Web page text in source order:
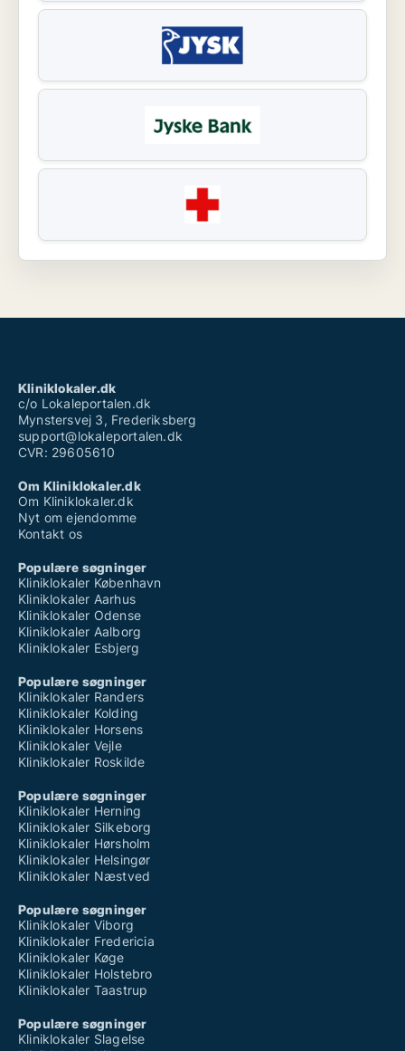
Kliniklokaler.dk
c/o Lokaleportalen.dk
Mynstersvej 3, Frederiksberg
support@lokaleportalen.dk
CVR: 29605610
Om Kliniklokaler.dk
Om Kliniklokaler.dk
Nyt om ejendomme
Kontakt os
Populære søgninger
Kliniklokaler København
Kliniklokaler Aarhus
Kliniklokaler Odense
Kliniklokaler Aalborg
Kliniklokaler Esbjerg
Populære søgninger
Kliniklokaler Randers
Kliniklokaler Kolding
Kliniklokaler Horsens
Kliniklokaler Vejle
Kliniklokaler Roskilde
Populære søgninger
Kliniklokaler Herning
Kliniklokaler Silkeborg
Kliniklokaler Hørsholm
Kliniklokaler Helsingør
Kliniklokaler Næstved
Populære søgninger
Kliniklokaler Viborg
Kliniklokaler Fredericia
Kliniklokaler Køge
Kliniklokaler Holstebro
Kliniklokaler Taastrup
Populære søgninger
Kliniklokaler Slagelse